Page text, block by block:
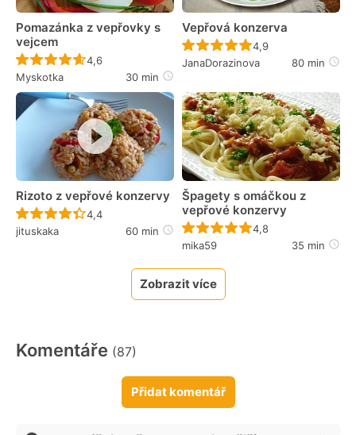
Pomazánka z vepřovky s
vejcem
Recept ještě nebyl hodnocen
4,6
Myskotka
30 min
Vepřová konzerva
Recept ještě nebyl
4,9
JanaDorazinova
80 min
Rizoto z vepřové konzervy
Recept ještě nebyl hodnocen
4,4
jituskaka
60 min
Špagety s omáčkou z
vepřové konzervy
Recept ještě nebyl
4,8
mika59
35 min
Zobrazit více
Komentáře (87)
Přidat komentář